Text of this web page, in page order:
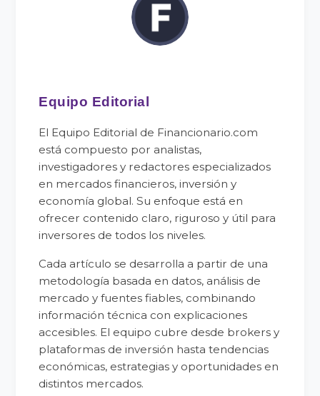
Equipo Editorial
El Equipo Editorial de Financionario.com
está compuesto por analistas,
investigadores y redactores especializados
en mercados financieros, inversión y
economía global. Su enfoque está en
ofrecer contenido claro, riguroso y útil para
inversores de todos los niveles.
Cada artículo se desarrolla a partir de una
metodología basada en datos, análisis de
mercado y fuentes fiables, combinando
información técnica con explicaciones
accesibles. El equipo cubre desde brokers y
plataformas de inversión hasta tendencias
económicas, estrategias y oportunidades en
distintos mercados.